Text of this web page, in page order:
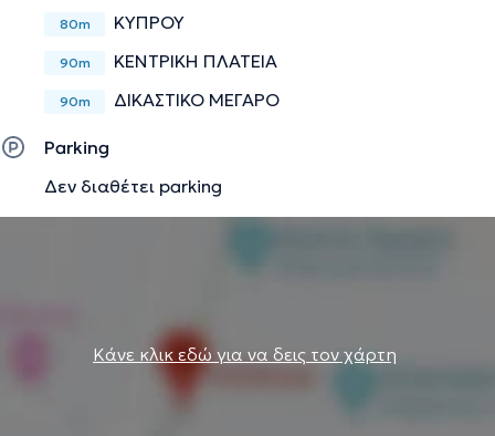
80m ΚΥΠΡΟΥ
90m ΚΕΝΤΡΙΚΗ ΠΛΑΤΕΙΑ
90m ΔΙΚΑΣΤΙΚΟ ΜΕΓΑΡΟ
Parking
Δεν διαθέτει parking
Κάνε κλικ εδώ για να δεις τον χάρτη